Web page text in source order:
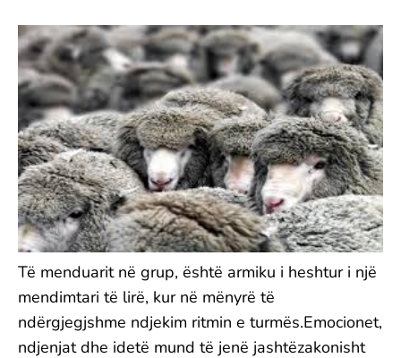
Të menduarit në grup, është armiku i heshtur i një
mendimtari të lirë, kur në mënyrë të
ndërgjegjshme ndjekim ritmin e turmës.Emocionet,
ndjenjat dhe idetë mund të jenë jashtëzakonisht